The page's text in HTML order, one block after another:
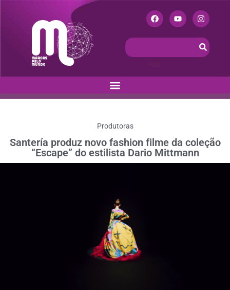
Produtoras
Santería produz novo fashion filme da coleção
“Escape” do estilista Dario Mittmann